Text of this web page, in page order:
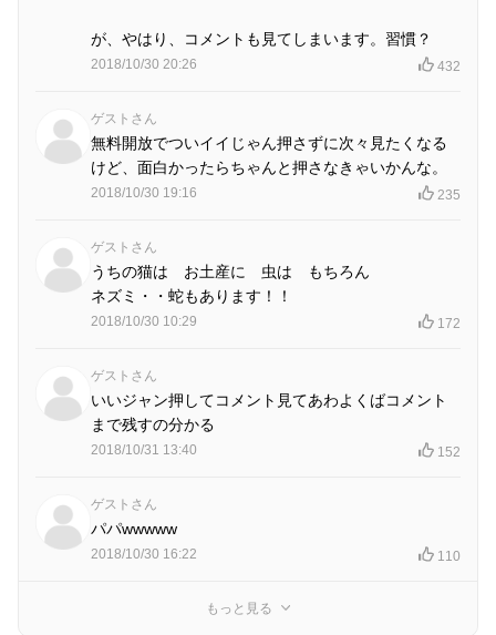
が、やはり、コメントも見てしまいます。習慣？
2018/10/30 20:26 432
ゲストさん
無料開放でついイイじゃん押さずに次々見たくなる
けど、面白かったらちゃんと押さなきゃいかんな。
2018/10/30 19:16 235
ゲストさん
うちの猫は お土産に 虫は もちろん
ネズミ・・蛇もあります！！
2018/10/30 10:29 172
ゲストさん
いいジャン押してコメント見てあわよくばコメント
まで残すの分かる
2018/10/31 13:40 152
ゲストさん
パパwwwww
2018/10/30 16:22 110
もっと見る